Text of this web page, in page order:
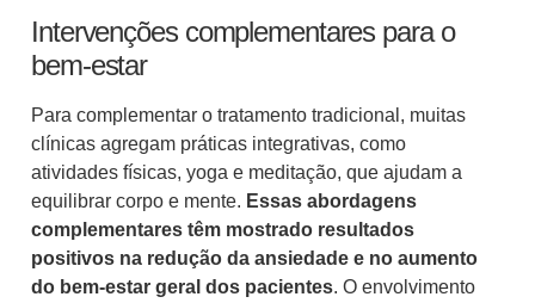
Intervenções complementares para o
bem-estar
Para complementar o tratamento tradicional, muitas
clínicas agregam práticas integrativas, como
atividades físicas, yoga e meditação, que ajudam a
equilibrar corpo e mente. Essas abordagens
complementares têm mostrado resultados
positivos na redução da ansiedade e no aumento
do bem-estar geral dos pacientes. O envolvimento